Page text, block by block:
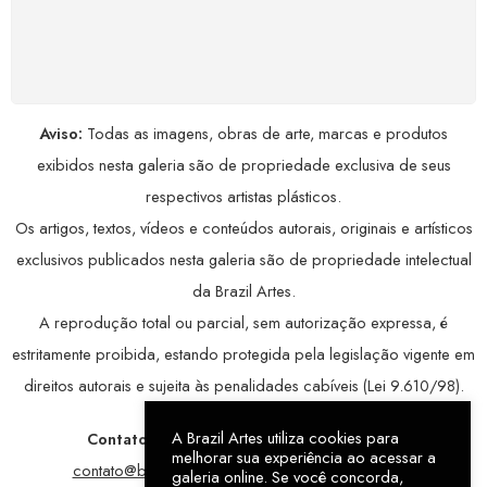
Aviso: Todas as imagens, obras de arte, marcas e produtos
exibidos nesta galeria são de propriedade exclusiva de seus
respectivos artistas plásticos.
Os artigos, textos, vídeos e conteúdos autorais, originais e artísticos
exclusivos publicados nesta galeria são de propriedade intelectual
da Brazil Artes.
A reprodução total ou parcial, sem autorização expressa, é
estritamente proibida, estando protegida pela legislação vigente em
direitos autorais e sujeita às penalidades cabíveis (Lei 9.610/98).
Contatos: WhatsApp:79 9998-1221/ E-mail:
contato@brazilartes.com/ Instagram:@brazilartes
A Brazil Artes utiliza cookies para
melhorar sua experiência ao acessar a
galeria online. Se você concorda,